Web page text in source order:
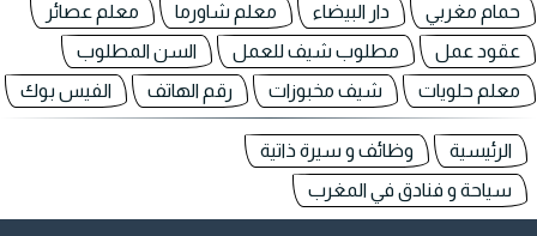
حمام مغربي دار البيضاء معلم شاورما
معلم عصائر
عقود عمل
مطلوب شيف للعمل
السن المطلوب
معلم حلويات
شيف مخبوزات رقم الهاتف الفيس بوك
الرئيسية
وظائف و سيرة ذاتية
سياحة و فنادق في المغرب